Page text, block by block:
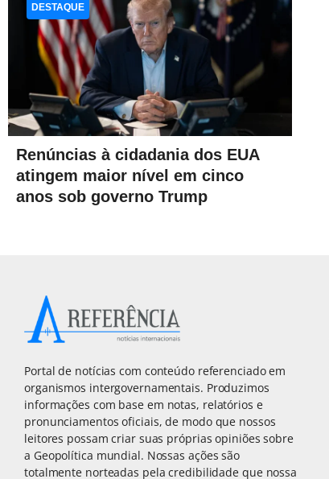
Renúncias à cidadania dos EUA
atingem maior nível em cinco
anos sob governo Trump
DESTAQUE
Portal de notícias com conteúdo referenciado em
organismos intergovernamentais. Produzimos
informações com base em notas, relatórios e
pronunciamentos oficiais, de modo que nossos
leitores possam criar suas próprias opiniões sobre
a Geopolítica mundial. Nossas ações são
totalmente norteadas pela credibilidade que nossa